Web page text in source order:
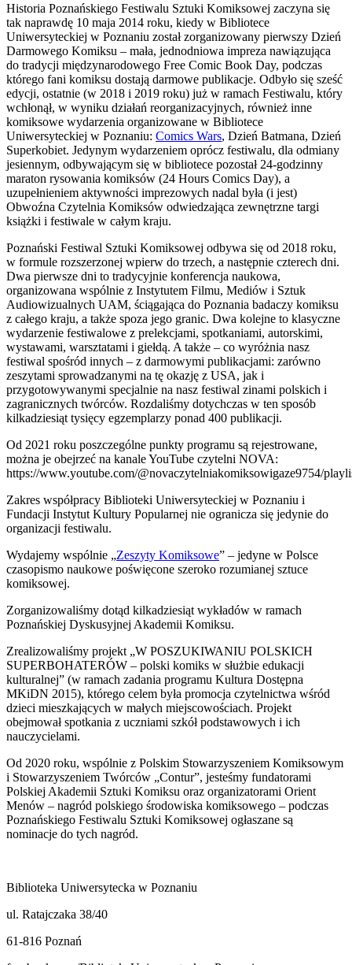
Historia Poznańskiego Festiwalu Sztuki Komiksowej zaczyna się
tak naprawdę 10 maja 2014 roku, kiedy w Bibliotece
Uniwersyteckiej w Poznaniu został zorganizowany pierwszy Dzień
Darmowego Komiksu – mała, jednodniowa impreza nawiązująca
do tradycji międzynarodowego Free Comic Book Day, podczas
którego fani komiksu dostają darmowe publikacje. Odbyło się sześć
edycji, ostatnie (w 2018 i 2019 roku) już w ramach Festiwalu, który
wchłonął, w wyniku działań reorganizacyjnych, również inne
komiksowe wydarzenia organizowane w Bibliotece
Uniwersyteckiej w Poznaniu: Comics Wars, Dzień Batmana, Dzień
Superkobiet. Jedynym wydarzeniem oprócz festiwalu, dla odmiany
jesiennym, odbywającym się w bibliotece pozostał 24-godzinny
maraton rysowania komiksów (24 Hours Comics Day), a
uzupełnieniem aktywności imprezowych nadal była (i jest)
Obwoźna Czytelnia Komiksów odwiedzająca zewnętrzne targi
książki i festiwale w całym kraju.
Poznański Festiwal Sztuki Komiksowej odbywa się od 2018 roku,
w formule rozszerzonej wpierw do trzech, a następnie czterech dni.
Dwa pierwsze dni to tradycyjnie konferencja naukowa,
organizowana wspólnie z Instytutem Filmu, Mediów i Sztuk
Audiowizualnych UAM, ściągająca do Poznania badaczy komiksu
z całego kraju, a także spoza jego granic. Dwa kolejne to klasyczne
wydarzenie festiwalowe z prelekcjami, spotkaniami, autorskimi,
wystawami, warsztatami i giełdą. A także – co wyróżnia nasz
festiwal spośród innych – z darmowymi publikacjami: zarówno
zeszytami sprowadzanymi na tę okazję z USA, jak i
przygotowywanymi specjalnie na nasz festiwal zinami polskich i
zagranicznych twórców. Rozdaliśmy dotychczas w ten sposób
kilkadziesiąt tysięcy egzemplarzy ponad 400 publikacji.
Od 2021 roku poszczególne punkty programu są rejestrowane,
można je obejrzeć na kanale YouTube czytelni NOVA:
https://www.youtube.com/@novaczytelniakomiksowigaze9754/
Zakres współpracy Biblioteki Uniwersyteckiej w Poznaniu i
Fundacji Instytut Kultury Popularnej nie ogranicza się jedynie do
organizacji festiwalu.
Wydajemy wspólnie „Zeszyty Komiksowe” – jedyne w Polsce
czasopismo naukowe poświęcone szeroko rozumianej sztuce
komiksowej.
Zorganizowaliśmy dotąd kilkadziesiąt wykładów w ramach
Poznańskiej Dyskusyjnej Akademii Komiksu.
Zrealizowaliśmy projekt „W POSZUKIWANIU POLSKICH
SUPERBOHATERÓW – polski komiks w służbie edukacji
kulturalnej” (w ramach zadania programu Kultura Dostępna
MKiDN 2015), którego celem była promocja czytelnictwa wśród
dzieci mieszkających w małych miejscowościach. Projekt
obejmował spotkania z uczniami szkół podstawowych i ich
nauczycielami.
Od 2020 roku, wspólnie z Polskim Stowarzyszeniem Komiksowym
i Stowarzyszeniem Twórców „Contur”, jesteśmy fundatorami
Polskiej Akademii Sztuki Komiksu oraz organizatorami Orient
Menów – nagród polskiego środowiska komiksowego – podczas
Poznańskiego Festiwalu Sztuki Komiksowej ogłaszane są
nominacje do tych nagród.
Biblioteka Uniwersytecka w Poznaniu
ul. Ratajczaka 38/40
61-816 Poznań